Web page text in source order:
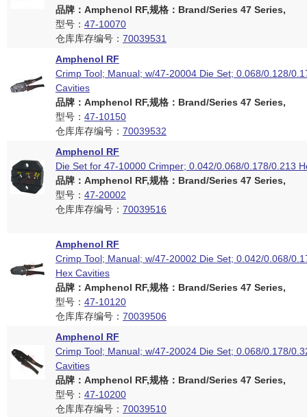
品牌：Amphenol RF,规格：Brand/Series 47 Series,
型号： 47-10070
仓库库存编号： 70039531
Amphenol RF
Crimp Tool; Manual; w/47-20004 Die Set; 0.068/0.128/
Cavities
品牌：Amphenol RF,规格：Brand/Series 47 Series,
型号： 47-10150
仓库库存编号： 70039532
Amphenol RF
Die Set for 47-10000 Crimper; 0.042/0.068/0.178/0.213
品牌：Amphenol RF,规格：Brand/Series 47 Series,
型号： 47-20002
仓库库存编号： 70039516
Amphenol RF
Crimp Tool; Manual; w/47-20002 Die Set; 0.042/0.068/
Hex Cavities
品牌：Amphenol RF,规格：Brand/Series 47 Series,
型号： 47-10120
仓库库存编号： 70039506
Amphenol RF
Crimp Tool; Manual; w/47-20024 Die Set; 0.068/0.178/
Cavities
品牌：Amphenol RF,规格：Brand/Series 47 Series,
型号： 47-10200
仓库库存编号： 70039510